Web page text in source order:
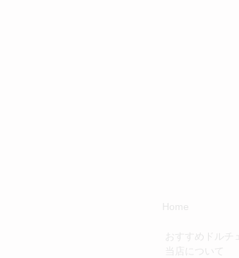
Home
おすすめドルチェ
当店について